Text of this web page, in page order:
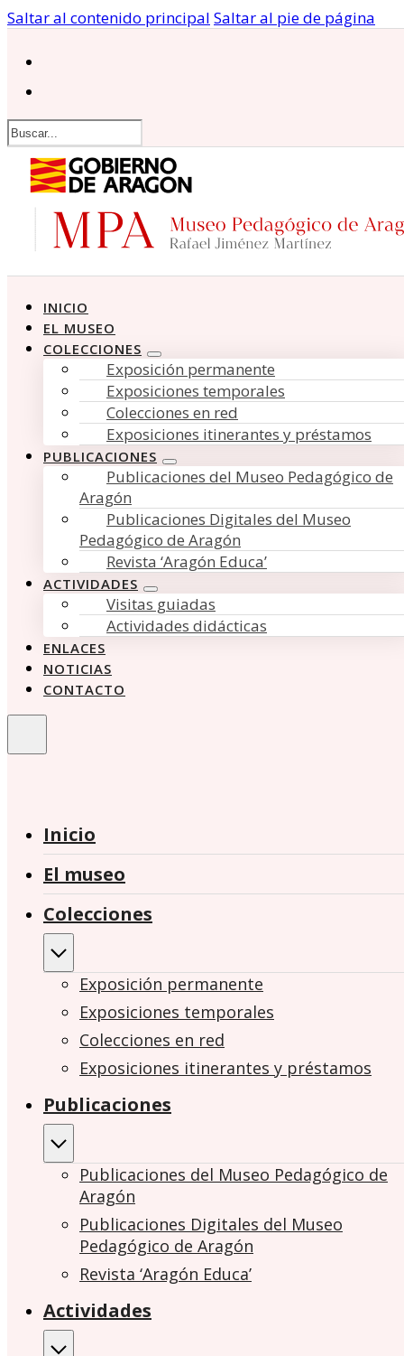
Saltar al contenido principal Saltar al pie de página
Buscar
INICIO
EL MUSEO
COLECCIONES
Exposición permanente
Exposiciones temporales
Colecciones en red
Exposiciones itinerantes y préstamos
PUBLICACIONES
Publicaciones del Museo Pedagógico de
Aragón
Publicaciones Digitales del Museo
Pedagógico de Aragón
Revista ‘Aragón Educa’
ACTIVIDADES
Visitas guiadas
Actividades didácticas
ENLACES
NOTICIAS
CONTACTO
Inicio
El museo
Colecciones
Exposición permanente
Exposiciones temporales
Colecciones en red
Exposiciones itinerantes y préstamos
Publicaciones
Publicaciones del Museo Pedagógico de
Aragón
Publicaciones Digitales del Museo
Pedagógico de Aragón
Revista ‘Aragón Educa’
Actividades